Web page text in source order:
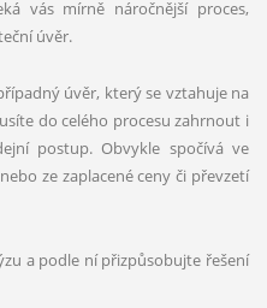
vás mírně náročnější proces,
úvěr.
úvěr, který se vztahuje na
do celého procesu zahrnout i
postup. Obvykle spočívá ve
ze zaplacené ceny či převzetí
a podle ní přizpůsobujte řešení